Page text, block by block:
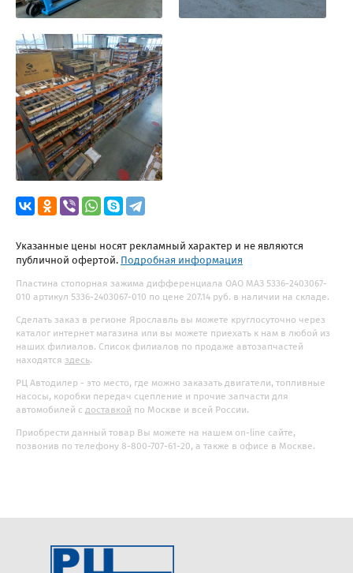
Указанные цены носят рекламный характер и не являются
публичной офертой. Подробная информация
Пластина стопорная зажима дифференциала ОАО МАЗ 5336-2403067-
010 артикул 5336-2403067-010 по цене 207.14 руб. в наличии на складе.
Сделать заказ в регионе Ярославль вы можете круглосуточно через
каталог интернет магазина или вы можете приехать к нам в любой из
наших филиалов. Список филиалов по продаже автозапчастей
находятся здесь.
РЦ Автодилер - это место, где можно заказать двигатели, топливные
насосы, коробки передач сцепление и прочие запчасти для
автомобилей с доставкой по Москве и всей России.
Приобрести данный товар Вы можете на нашем on-line сайте,
позвонив по телефону 8-800-707-61-20, а также в офисе в Москве.